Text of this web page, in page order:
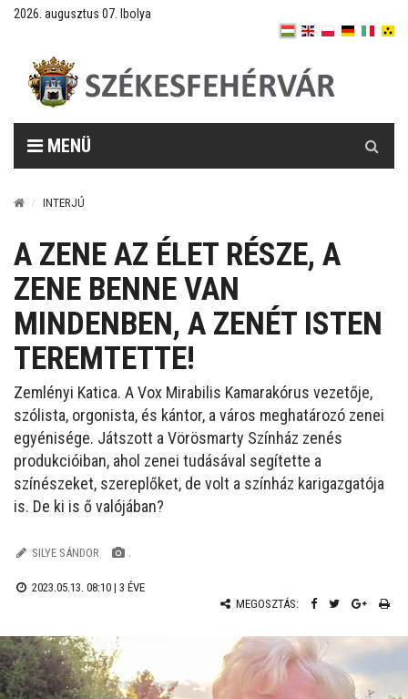
2026. augusztus 07. Ibolya
MENÜ
INTERJÚ
A ZENE AZ ÉLET RÉSZE, A
ZENE BENNE VAN
MINDENBEN, A ZENÉT ISTEN
TEREMTETTE!
Zemlényi Katica. A Vox Mirabilis Kamarakórus vezetője,
szólista, orgonista, és kántor, a város meghatározó zenei
egyénisége. Játszott a Vörösmarty Színház zenés
produkcióiban, ahol zenei tudásával segítette a
színészeket, szereplőket, de volt a színház karigazgatója
is. De ki is ő valójában?
SILYE SÁNDOR .
2023.05.13. 08:10 | 3 ÉVE
MEGOSZTÁS: